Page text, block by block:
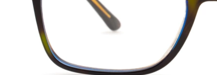
Bredd
37 mm
Linshöjd
54 mm
Linsbredd
Linsbredd